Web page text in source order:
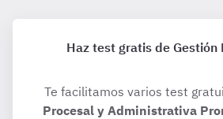
Haz test gratis de Gestión
Te facilitamos varios test
Procesal y Administrativa